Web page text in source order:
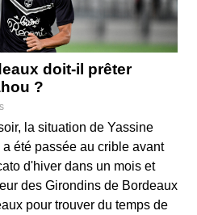
doit-il prêter
?
la situation de Yassine
été passée au crible avant
d'hiver dans un mois et
des Girondins de Bordeaux
pour trouver du temps de